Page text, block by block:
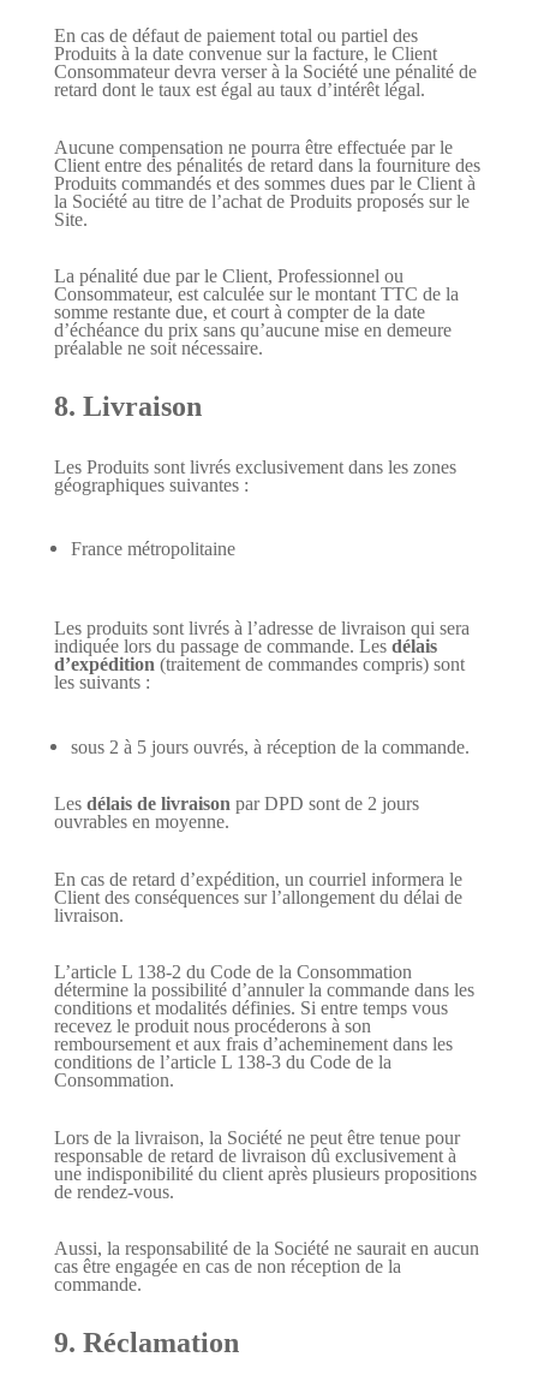
En cas de défaut de paiement total ou partiel des
Produits à la date convenue sur la facture, le Client
Consommateur devra verser à la Société une pénalité de
retard dont le taux est égal au taux d’intérêt légal.
Aucune compensation ne pourra être effectuée par le
Client entre des pénalités de retard dans la fourniture des
Produits commandés et des sommes dues par le Client à
la Société au titre de l’achat de Produits proposés sur le
Site.
La pénalité due par le Client, Professionnel ou
Consommateur, est calculée sur le montant TTC de la
somme restante due, et court à compter de la date
d’échéance du prix sans qu’aucune mise en demeure
préalable ne soit nécessaire.
8. Livraison
Les Produits sont livrés exclusivement dans les zones
géographiques suivantes :
France métropolitaine
Les produits sont livrés à l’adresse de livraison qui sera
indiquée lors du passage de commande. Lesdélais
d’expédition (traitement de commandes compris) sont
les suivants :
sous 2 à 5 jours ouvrés, à réception de la commande.
Les délais de livraison parDPD sont de 2 jours
ouvrables en moyenne.
En cas de retard d’expédition, un courriel informera le
Client des conséquences sur l’allongement du délai de
livraison.
L’article L 138-2 du Code de la Consommation
détermine la possibilité d’annuler la commande dans les
conditions et modalités définies. Si entre temps vous
recevez le produit nous procéderons à son
remboursement et aux frais d’acheminement dans les
conditions de l’article L 138-3 du Code de la
Consommation.
Lors de la livraison, la Société ne peut être tenue pour
responsable de retard de livraison dû exclusivement à
une indisponibilité du client après plusieurs propositions
de rendez-vous.
Aussi, la responsabilité de la Société ne saurait en aucun
cas être engagée en cas de non réception de la
commande.
9. Réclamation